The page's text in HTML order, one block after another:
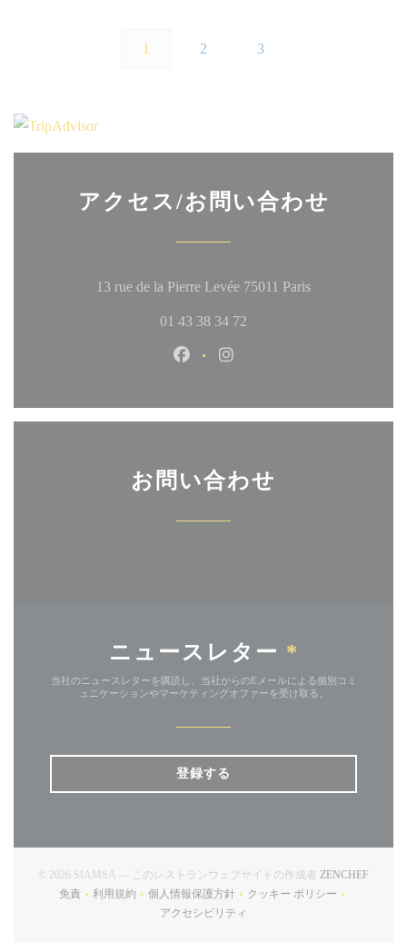
1 2 3
アクセス/お問い合わせ
13 rue de la Pierre Levée 75011 Paris((新しいウィ
01 43 38 34 72
Facebook ((新しいウィンドウ
お問い合わせ
ニュースレター *
当社のニュースレターを購読し、当社からのEメールによる個別コミ
ュニケーションやマーケティングオファーを受け取る。
登録する
© 2026 SIAMSA — このレストランウェブサイトの作成者 ZENCHEF
免責
((新しいウィンドウで開きます))
利用規約
((新しいウィンドウで開きます))
個人情報保護方針
((新しいウィンドウで開きます))
クッキー ポリシー
((新しいウィンドウで
アクセシビリティ
((新しいウィンドウで開きます))